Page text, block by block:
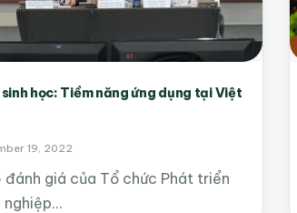
học: Tiềm năng ứng dụng tại Việt
19, 2022
đánh giá của Tổ chức Phát triển
nghiệp…